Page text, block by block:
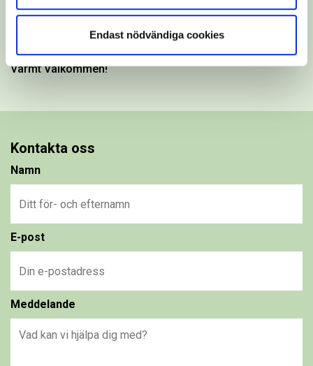
Endast nödvändiga cookies
Du kan antingen kontakta oss direkt eller använda
Varmt Välkommen!
Kontakta oss
Namn
E-post
Meddelande